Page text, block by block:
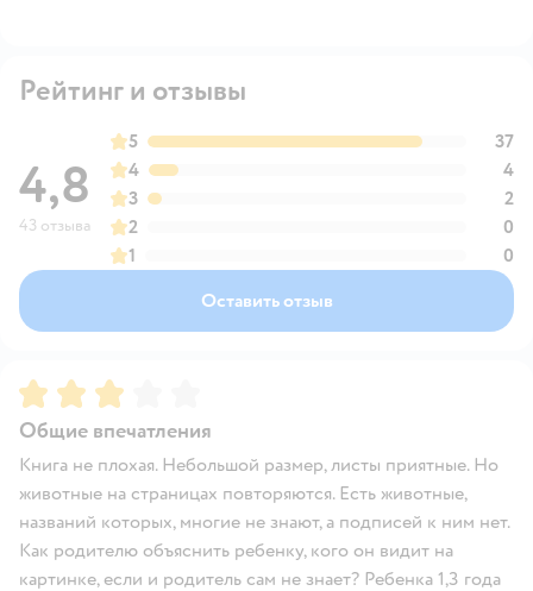
Рейтинг и отзывы
4,8
43 отзыва
5
37
4
4
3
2
2
0
1
0
Оставить отзыв
Рейтинг:3
Общие впечатления
Книга не плохая. Небольшой размер, листы приятные. Но
животные на страницах повторяются. Есть животные,
названий которых, многие не знают, а подписей к ним нет.
Как родителю объяснить ребенку, кого он видит на
картинке, если и родитель сам не знает? Ребенка 1,3 года